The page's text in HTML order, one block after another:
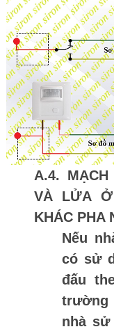
A.4.
VÀ LỬA
KHÁC PHA
Nếu
có sử
đấu
trường
nhà